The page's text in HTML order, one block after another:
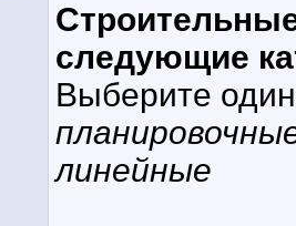
следующие
Выберите
линейные